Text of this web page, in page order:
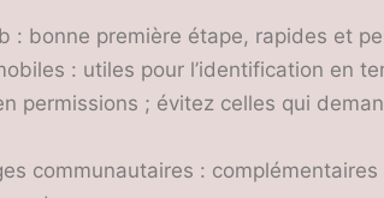
: bonne première étape, rapides et
: utiles pour l’identification en
permissions ; évitez celles qui
communautaires :